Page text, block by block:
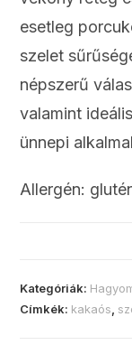
esetleg
szelet
népszerű
valamint
ünnepi
Allergén:
Kategóriák:
Címkék: kakaós